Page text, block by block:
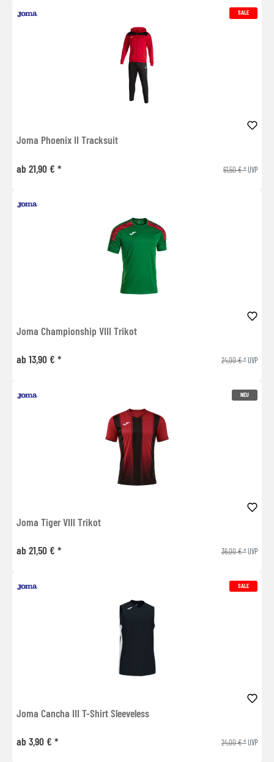
SALE
Joma Phoenix II Tracksuit
ab 21,90 € * 61,50 € *UVP
Joma Championship VIII Trikot
ab 13,90 € * 24,00 € *UVP
NEU
Joma Tiger VIII Trikot
ab 21,50 € * 36,00 € *UVP
SALE
Joma Cancha III T-Shirt Sleeveless
ab 3,90 € * 24,00 € *UVP